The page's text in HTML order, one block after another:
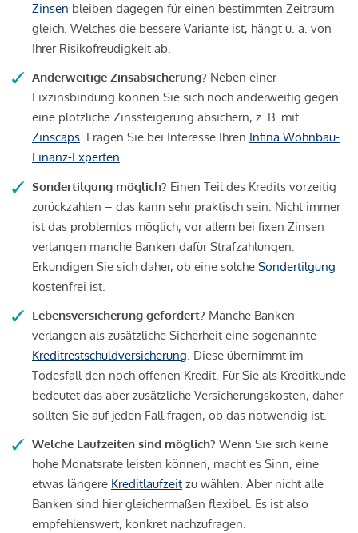
Zinsen bleiben dagegen für einen bestimmten Zeitraum
gleich. Welches die bessere Variante ist, hängt u. a. von
Ihrer Risikofreudigkeit ab.
Anderweitige Zinsabsicherung? Neben einer
Fixzinsbindung können Sie sich noch anderweitig gegen
eine plötzliche Zinssteigerung absichern, z. B. mit
Zinscaps. Fragen Sie bei Interesse Ihren Infina Wohnbau-
Finanz-Experten.
Sondertilgung möglich? Einen Teil des Kredits vorzeitig
zurückzahlen – das kann sehr praktisch sein. Nicht immer
ist das problemlos möglich, vor allem bei fixen Zinsen
verlangen manche Banken dafür Strafzahlungen.
Erkundigen Sie sich daher, ob eine solche Sondertilgung
kostenfrei ist.
Lebensversicherung gefordert? Manche Banken
verlangen als zusätzliche Sicherheit eine sogenannte
Kreditrestschuldversicherung. Diese übernimmt im
Todesfall den noch offenen Kredit. Für Sie als Kreditkunde
bedeutet das aber zusätzliche Versicherungskosten, daher
sollten Sie auf jeden Fall fragen, ob das notwendig ist.
Welche Laufzeiten sind möglich? Wenn Sie sich keine
hohe Monatsrate leisten können, macht es Sinn, eine
etwas längere Kreditlaufzeit zu wählen. Aber nicht alle
Banken sind hier gleichermaßen flexibel. Es ist also
empfehlenswert, konkret nachzufragen.